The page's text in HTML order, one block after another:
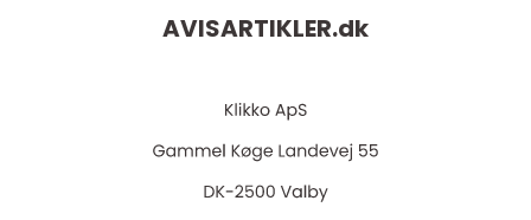
AVISARTIKLER.dk